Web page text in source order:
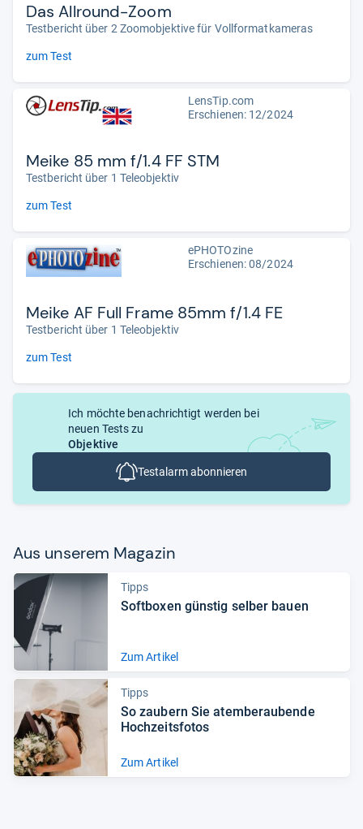
Das Allround-Zoom
Testbericht über 2 Zoomobjektive für Vollformatkameras
zum Test
LensTip.com
Erschienen: 12/2024
Meike 85 mm f/1.4 FF STM
Testbericht über 1 Teleobjektiv
zum Test
ePHOTOzine
Erschienen: 08/2024
Meike AF Full Frame 85mm f/1.4 FE
Testbericht über 1 Teleobjektiv
zum Test
Ich möchte benachrichtigt werden bei
neuen Tests zu
Objektive
Testalarm abonnieren
Aus unse­rem Maga­zin
Tipps
Soft­bo­xen güns­tig sel­ber bauen
Zum Artikel
Tipps
So zau­bern Sie atem­be­rau­bende
Hoch­zeits­fo­tos
Zum Artikel